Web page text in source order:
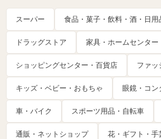
スーパー 食品・菓子・飲料・酒・日用
ドラッグストア 家具・ホームセンター
ショッピングセンター・百貨店 ファッ
キッズ・ベビー・おもちゃ 眼鏡・コン
車・バイク スポーツ用品・自転車
通販・ネットショップ 花・ギフト・手